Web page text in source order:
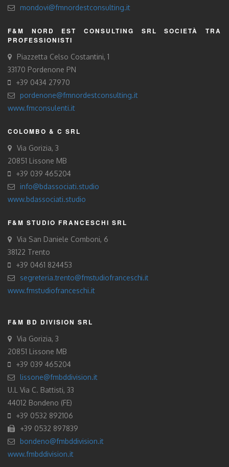
mondovi@fmnordestconsulting.it
F&M NORD EST CONSULTING SRL SOCIETÀ TRA
PROFESSIONISTI
Piazzetta Celso Costantini, 1
33170 Pordenone PN
+39 0434 27970
pordenone@fmnordestconsulting.it
www.fmconsulenti.it
COLOMBO & C SRL
Via Gorizia, 3
20851 Lissone MB
+39 039 465204
info@bdassociati.studio
www.bdassociati.studio
F&M STUDIO FRANCESCHI SRL
Via San Daniele Comboni, 6
38122 Trento
+39 0461 824453
segreteria.trento@fmstudiofranceschi.it
www.fmstudiofranceschi.it
F&M BD DIVISION SRL
Via Gorizia, 3
20851 Lissone MB
+39 039 465204
lissone@fmbddivision.it
U.L Via C. Battisti, 33
44012 Bondeno (FE)
+39 0532 892106
+39 0532 897839
bondeno@fmbddivision.it
www.fmbddivision.it